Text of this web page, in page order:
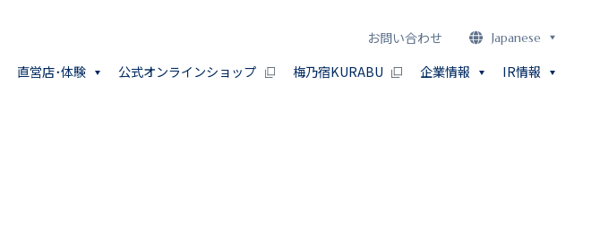
お問い合わせ Japanese
直営店･体験 公式オンラインショップ 梅乃宿KURABU 企業情報 IR情報